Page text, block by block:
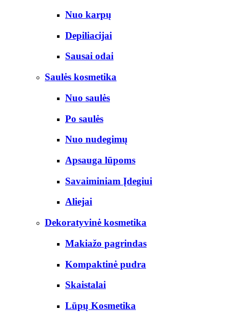
Nuo karpų
Depiliacijai
Sausai odai
Saulės kosmetika
Nuo saulės
Po saulės
Nuo nudegimų
Apsauga lūpoms
Savaiminiam Įdegiui
Aliejai
Dekoratyvinė kosmetika
Makiažo pagrindas
Kompaktinė pudra
Skaistalai
Lūpų Kosmetika